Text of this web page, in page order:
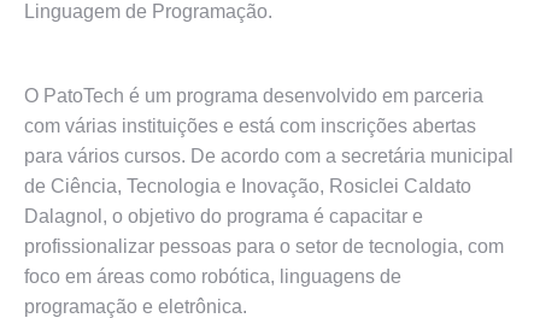
Linguagem de Programação.
O PatoTech é um programa desenvolvido em parceria
com várias instituições e está com inscrições abertas
para vários cursos. De acordo com a secretária municipal
de Ciência, Tecnologia e Inovação, Rosiclei Caldato
Dalagnol, o objetivo do programa é capacitar e
profissionalizar pessoas para o setor de tecnologia, com
foco em áreas como robótica, linguagens de
programação e eletrônica.